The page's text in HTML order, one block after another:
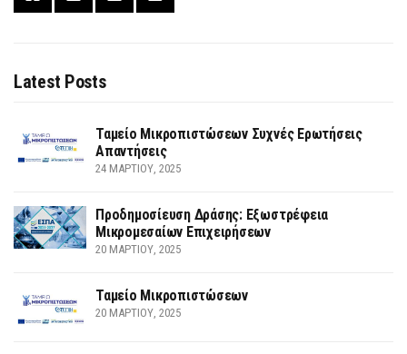
Latest Posts
Ταμείο Μικροπιστώσεων Συχνές Ερωτήσεις
Απαντήσεις
24 ΜΑΡΤΊΟΥ, 2025
Προδημοσίευση Δράσης: Εξωστρέφεια
Μικρομεσαίων Επιχειρήσεων
20 ΜΑΡΤΊΟΥ, 2025
Ταμείο Μικροπιστώσεων
20 ΜΑΡΤΊΟΥ, 2025